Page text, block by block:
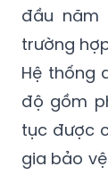
đầu năm
trường
Hệ thống
độ gồm
tục được
gia bảo